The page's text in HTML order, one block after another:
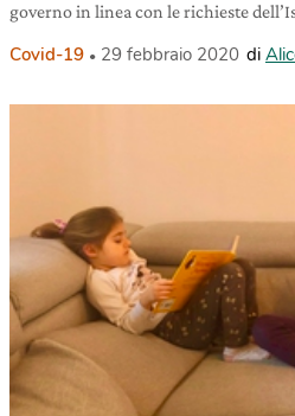
governo in linea con le richieste
Covid-19 29 febbraio 2020 di